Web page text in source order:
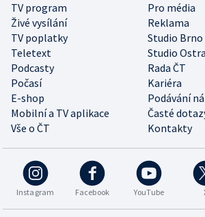
TV program
Pro média
Živé vysílání
Reklama
TV poplatky
Studio Brno
Teletext
Studio
Podcasty
Rada ČT
Počasí
Kariéra
E-shop
Podávání
Mobilní a TV aplikace
Časté
Vše o ČT
Kontakty
Instagram Facebook YouTube